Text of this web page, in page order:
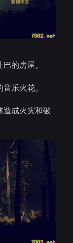
的房屋。
乐火花。
造成火灾和破